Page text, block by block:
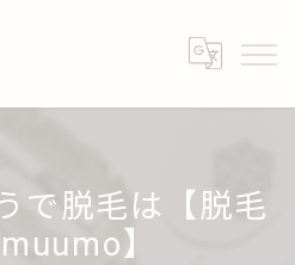
で脱毛は【脱毛
】